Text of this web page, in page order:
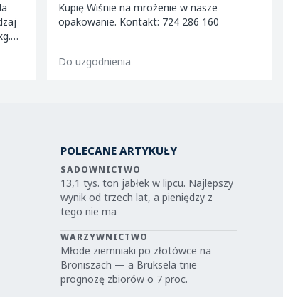
Kupię Wiśnie na mrożenie w nasze
opakowanie. Kontakt: 724 286 160
Do uzgodnienia
POLECANE ARTYKUŁY
SADOWNICTWO
13,1 tys. ton jabłek w lipcu. Najlepszy
wynik od trzech lat, a pieniędzy z
tego nie ma
WARZYWNICTWO
Młode ziemniaki po złotówce na
Broniszach — a Bruksela tnie
prognozę zbiorów o 7 proc.